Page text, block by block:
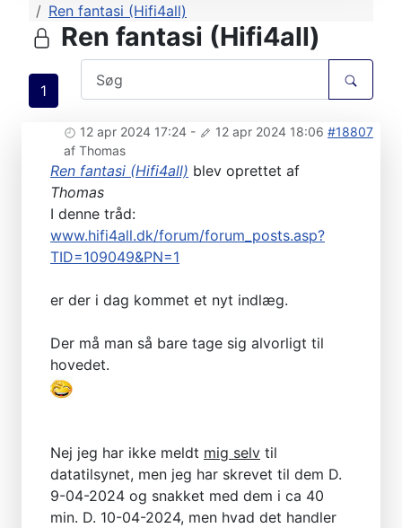
Ren fantasi (Hifi4all)
Ren fantasi (Hifi4all)
1
12 apr 2024 17:24 - 12 apr 2024 18:06 #18807
af Thomas
Ren fantasi (Hifi4all) blev oprettet af
Thomas
I denne tråd:
www.hifi4all.dk/forum/forum_posts.asp?
TID=109049&PN=1
er der i dag kommet et nyt indlæg.
Der må man så bare tage sig alvorligt til
hovedet.
Nej jeg har ikke meldt mig selv til
datatilsynet, men jeg har skrevet til dem D.
9-04-2024 og snakket med dem i ca 40
min. D. 10-04-2024, men hvad det handler